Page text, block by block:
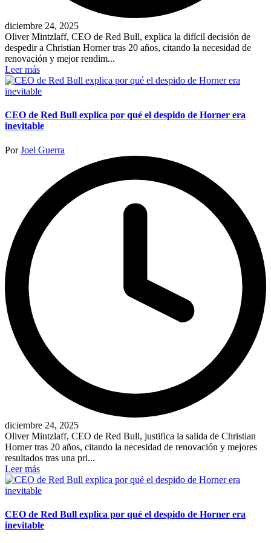
diciembre 24, 2025
Oliver Mintzlaff, CEO de Red Bull, explica la difícil decisión de
despedir a Christian Horner tras 20 años, citando la necesidad de
renovación y mejor rendim...
Leer más
CEO de Red Bull explica por qué el despido de Horner era
inevitable
Publicado
PorJoel Guerra
diciembre 24, 2025
Oliver Mintzlaff, CEO de Red Bull, justifica la salida de Christian
Horner tras 20 años, citando la necesidad de renovación y mejores
resultados tras una pri...
Leer más
CEO de Red Bull explica por qué el despido de Horner era
inevitable